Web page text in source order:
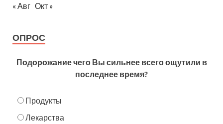
« Авг Окт »
ОПРОС
Подорожание чего Вы сильнее всего ощутили в
последнее время?
Продукты
Лекарства